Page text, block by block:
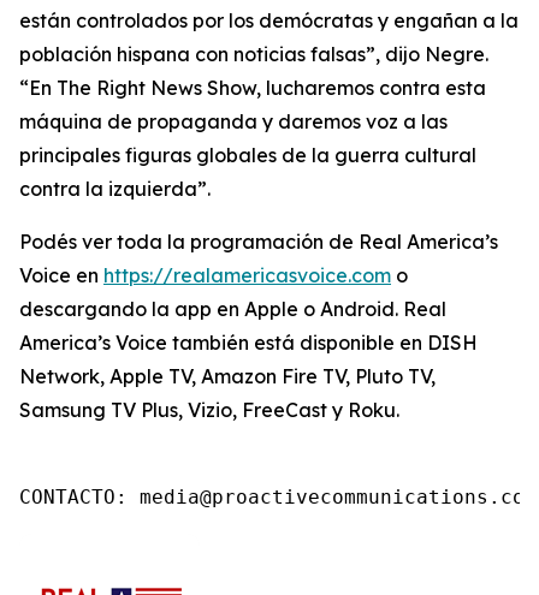
están controlados por los demócratas y engañan a la
población hispana con noticias falsas”, dijo Negre.
“En The Right News Show, lucharemos contra esta
máquina de propaganda y daremos voz a las
principales figuras globales de la guerra cultural
contra la izquierda”.
Podés ver toda la programación de Real America’s
Voice en https://realamericasvoice.com o
descargando la app en Apple o Android. Real
America’s Voice también está disponible en DISH
Network, Apple TV, Amazon Fire TV, Pluto TV,
Samsung TV Plus, Vizio, FreeCast y Roku.
CONTACTO: media@proactivecommunications.com